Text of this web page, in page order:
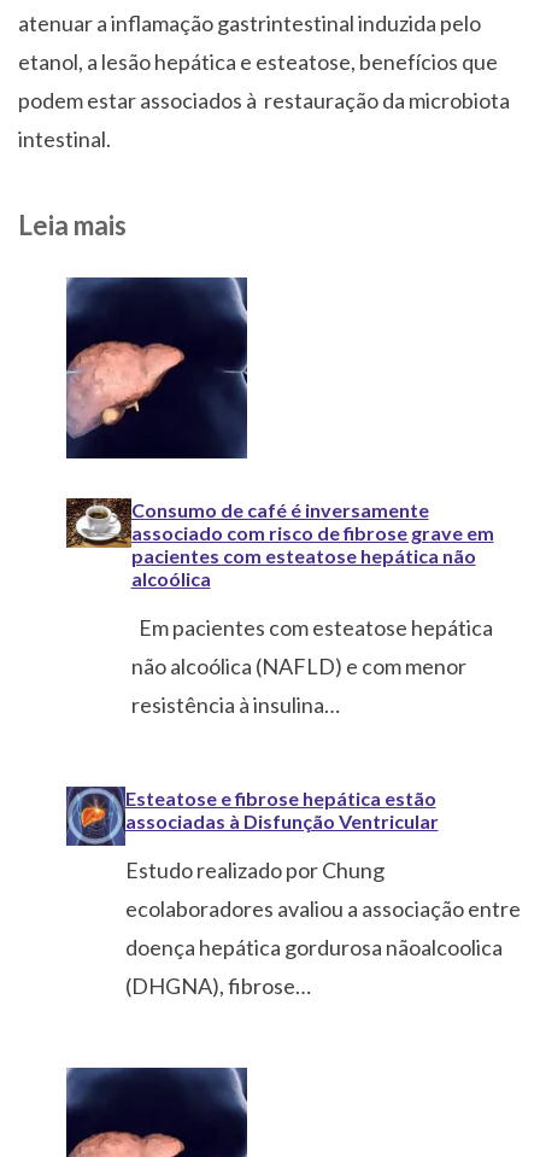
atenuar a inflamação gastrintestinal induzida pelo
etanol, a lesão hepática e esteatose, benefícios que
podem estar associados à restauração da microbiota
intestinal.
Leia mais
Consumo de café é inversamente
associado com risco de fibrose grave em
pacientes com esteatose hepática não
alcoólica
Em pacientes com esteatose hepática
não alcoólica (NAFLD) e com menor
resistência à insulina…
Esteatose e fibrose hepática estão
associadas à Disfunção Ventricular
Estudo realizado por Chung
ecolaboradores avaliou a associação entre
doença hepática gordurosa nãoalcoolica
(DHGNA), fibrose…